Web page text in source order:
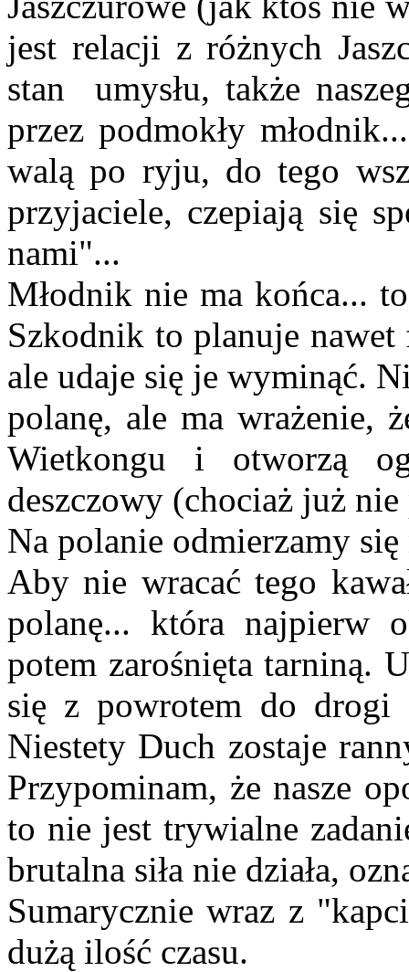
jest relacji z różnych
stan umysłu, także
przez podmokły
walą po ryju, do tego
przyjaciele, czepiają się
nami"...
Młodnik nie ma końca...
Szkodnik to planuje nawet
ale udaje się je wyminąć.
polanę, ale ma wrażenie,
Wietkongu i otworzą
deszczowy (chociaż już nie
Na polanie odmierzamy
Aby nie wracać tego
polanę... która najpierw
potem zarośnięta tarniną.
się z powrotem do drogi
Niestety Duch zostaje
Przypominam, że nasze
to nie jest trywialne
brutalna siła nie działa,
Sumarycznie wraz z
dużą ilość czasu.